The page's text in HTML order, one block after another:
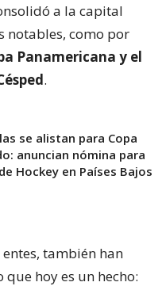
a la capital
notables, como por
Panamericana y el
.
se alistan para Copa
anuncian nómina para
Hockey en Países Bajos
también han
hoy es un hecho: